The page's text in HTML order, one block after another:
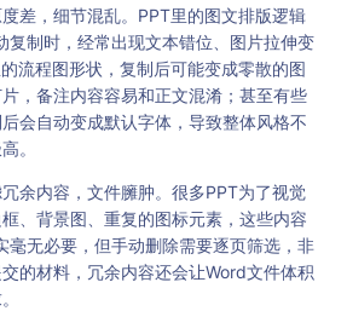
差，细节混乱。PPT里的图文排版逻辑
复制时，经常出现文本错位、图片拉伸变
流程图形状，复制后可能变成零散的图
，备注内容容易和正文混淆；甚至有些
会自动变成默认字体，导致整体风格不
。
余内容，文件臃肿。很多PPT为了视觉
、背景图、重复的图标元素，这些内容
毫无必要，但手动删除需要逐页筛选，非
的材料，冗余内容还会让Word文件体积